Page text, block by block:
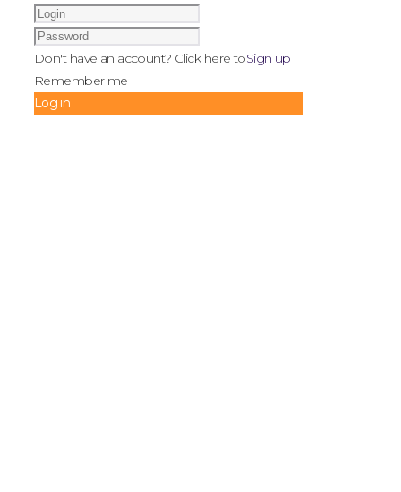
Don't have an account? Click here toSign up
Remember me
Log in